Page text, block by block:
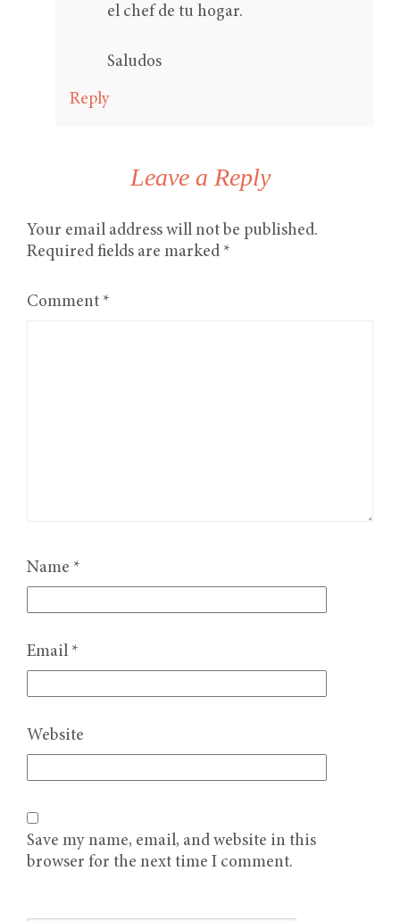
el chef de tu hogar.
Saludos
Reply
Leave a Reply
Your email address will not be published.
Required fields are marked *
Comment *
Name *
Email *
Website
Save my name, email, and website in this
browser for the next time I comment.